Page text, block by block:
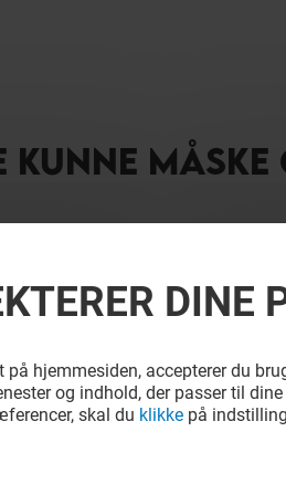
KUNNE
DINE
på hjemmesiden, accepterer du
og indhold, der passer til
skal du klikke på